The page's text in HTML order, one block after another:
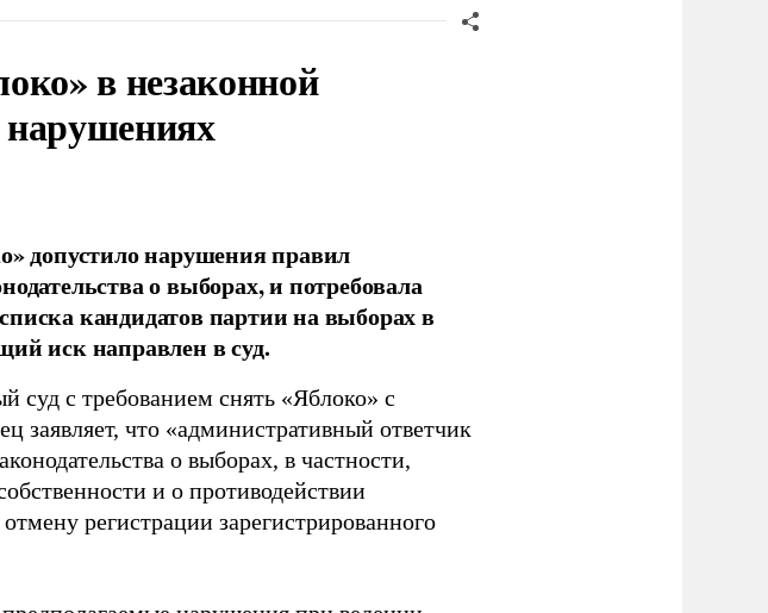
в незаконной
допустило нарушения правил
о выборах, и потребовала
кандидатов партии на выборах в
иск направлен в суд.
суд с требованием снять «Яблоко» с
заявляет, что «административный ответчик
о выборах, в частности,
и о противодействии
регистрации зарегистрированного